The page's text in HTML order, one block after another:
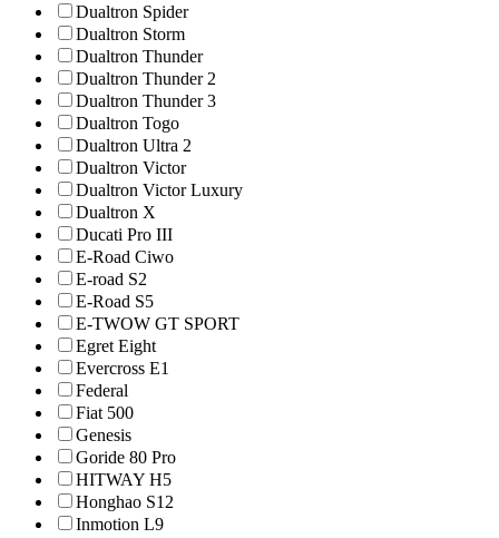
Dualtron Spider
Dualtron Storm
Dualtron Thunder
Dualtron Thunder 2
Dualtron Thunder 3
Dualtron Togo
Dualtron Ultra 2
Dualtron Victor
Dualtron Victor Luxury
Dualtron X
Ducati Pro III
E-Road Ciwo
E-road S2
E-Road S5
E-TWOW GT SPORT
Egret Eight
Evercross E1
Federal
Fiat 500
Genesis
Goride 80 Pro
HITWAY H5
Honghao S12
Inmotion L9